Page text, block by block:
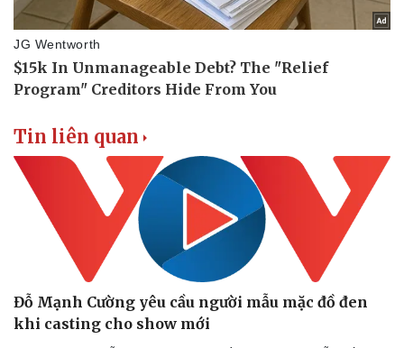
Cây thuốc
Sản phụ khoa
Nhi khoa
Nam khoa
Làm đẹp - giảm cân
Ăn sạch sống khỏe
Blog
Tình yêu - Gia đình
Tin liên quan
Đỗ Mạnh Cường yêu cầu người mẫu mặc đồ đen
khi casting cho show mới